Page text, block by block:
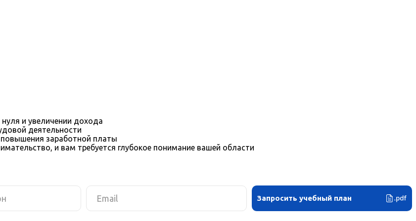
и увеличении дохода
деятельности
заработной платы
и вам требуется глубокое понимание вашей области